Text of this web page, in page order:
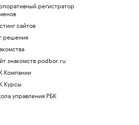
регистратор
сайтов
знакомств podbor.ru
Компании
Курсы
управления РБК